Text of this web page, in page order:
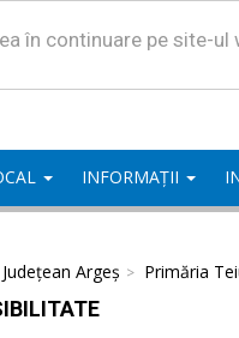
în continuare pe site-
INFORMAȚII
Argeș Primăria